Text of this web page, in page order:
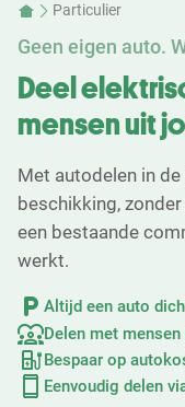
Particulier
Geen eigen auto.
Deel
mensen uit
Met autodelen in
beschikking,
een bestaande
werkt.
Altijd een auto
Delen met
Bespaar op
Eenvoudig delen